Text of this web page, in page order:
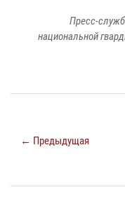
Пресс-
национальной
← Предыдущая